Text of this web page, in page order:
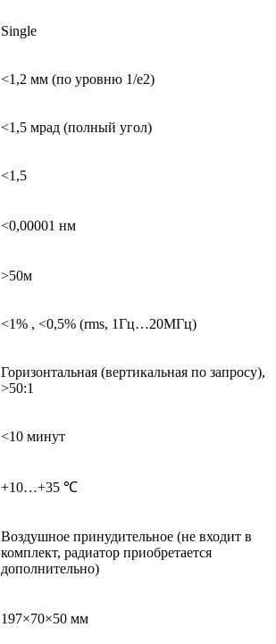
Single
<1,2 мм (по уровню 1/e2)
<1,5 мрад (полный угол)
<1,5
<0,00001 нм
>50м
<1% , <0,5% (rms, 1Гц…20МГц)
Горизонтальная (вертикальная по запросу),
>50:1
<10 минут
+10…+35 ℃
Воздушное принудительное (не входит в
комплект, радиатор приобретается
дополнительно)
197×70×50 мм